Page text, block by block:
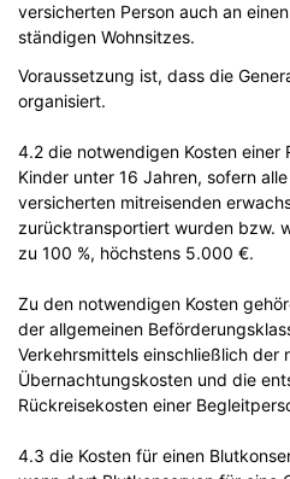
versicherten Person auch an
ständigen Wohnsitzes.
Voraussetzung ist, dass die
organisiert.
4.2 die notwendigen Kosten einer
Kinder unter 16 Jahren, sofern
versicherten mitreisenden
zurücktransportiert wurden bzw.
zu 100 %, höchstens 5.000 €.
Zu den notwendigen Kosten
der allgemeinen
Verkehrsmittels einschließlich der
Übernachtungskosten und die
Rückreisekosten einer
4.3 die Kosten für einen